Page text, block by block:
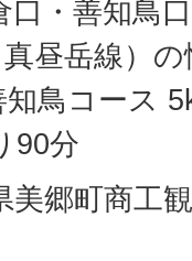
口・善知鳥
昼岳線）
鳥コース
90分
美郷町商工